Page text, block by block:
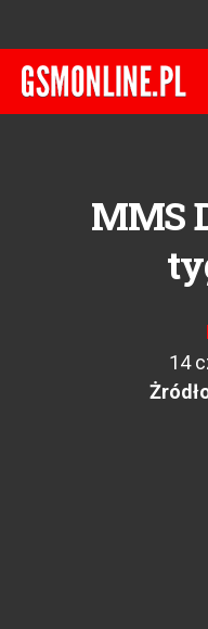
MMS
14